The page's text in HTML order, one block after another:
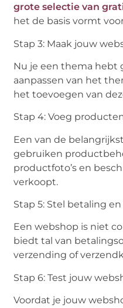
grote selectie van
het de basis vormt
Stap 3: Maak jouw
Nu je een thema hebt
aanpassen van het
het toevoegen van
Stap 4: Voeg
Een van de
gebruiken
productfoto’s en
verkoopt.
Stap 5: Stel betaling
Een webshop is niet
biedt tal van
verzending of
Stap 6: Test jouw
Voordat je jouw